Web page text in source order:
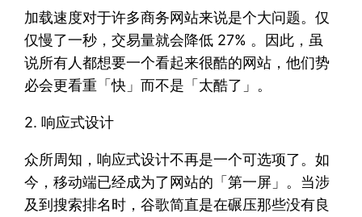
加载速度对于许多商务网站来说是个大问题。仅
仅慢了一秒，交易量就会降低 27% 。因此，虽
说所有人都想要一个看起来很酷的网站，他们势
必会更看重「快」而不是「太酷了」。
2. 响应式设计
众所周知，响应式设计不再是一个可选项了。如
今，移动端已经成为了网站的「第一屏」。当涉
及到搜索排名时，谷歌简直是在碾压那些没有良